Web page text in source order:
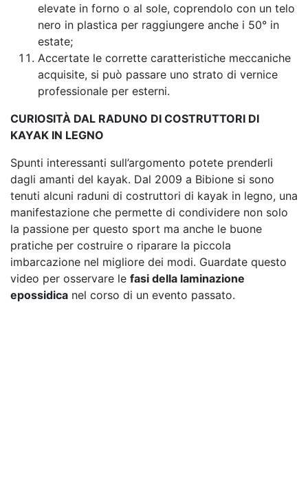
elevate in forno o al sole, coprendolo con un telo
nero in plastica per raggiungere anche i 50° in
estate;
Accertate le corrette caratteristiche meccaniche
acquisite, si può passare uno strato di vernice
professionale per esterni.
CURIOSITÀ DAL RADUNO DI COSTRUTTORI DI
KAYAK IN LEGNO
Spunti interessanti sull’argomento potete prenderli
dagli amanti del kayak. Dal 2009 a Bibione si sono
tenuti alcuni raduni di costruttori di kayak in legno, una
manifestazione che permette di condividere non solo
la passione per questo sport ma anche le buone
pratiche per costruire o riparare la piccola
imbarcazione nel migliore dei modi. Guardate questo
video per osservare le fasi della laminazione
epossidica nel corso di un evento passato.